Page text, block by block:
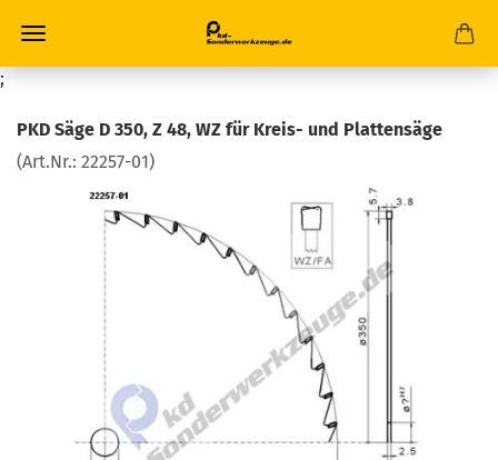
;
PKD Säge D 350, Z 48, WZ für Kreis- und Plattensäge
(Art.Nr.: 22257-01)